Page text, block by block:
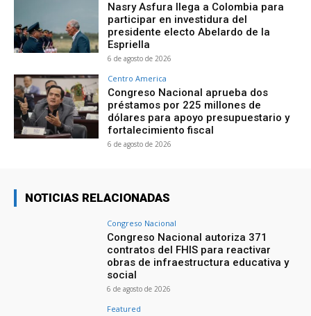
Nasry Asfura llega a Colombia para
participar en investidura del
presidente electo Abelardo de la
Espriella
6 de agosto de 2026
Centro America
Congreso Nacional aprueba dos
préstamos por 225 millones de
dólares para apoyo presupuestario y
fortalecimiento fiscal
6 de agosto de 2026
NOTICIAS RELACIONADAS
Congreso Nacional
Congreso Nacional autoriza 371
contratos del FHIS para reactivar
obras de infraestructura educativa y
social
6 de agosto de 2026
Featured